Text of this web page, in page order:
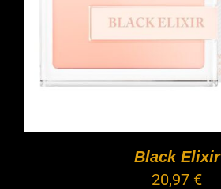
Black Elixir
20,97 €